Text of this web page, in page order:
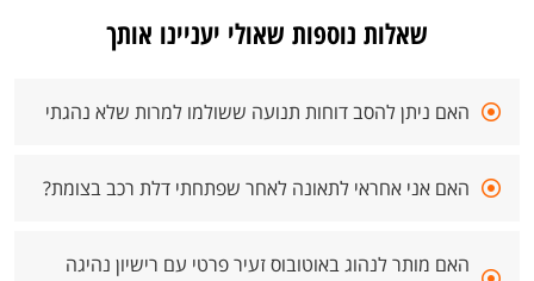
שאלות נוספות שאולי יעניינו אותך
האם ניתן להסב דוחות תנועה ששולמו למרות שלא נהגתי
האם אני אחראי לתאונה לאחר שפתחתי דלת רכב בצומת?
האם מותר לנהוג באוטובוס זעיר פרטי עם רישיון נהיגה